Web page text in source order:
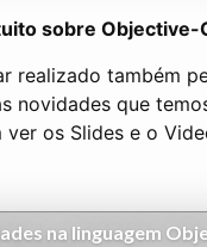
sobre Objective-
realizado também
novidades que
ver os Slides e o